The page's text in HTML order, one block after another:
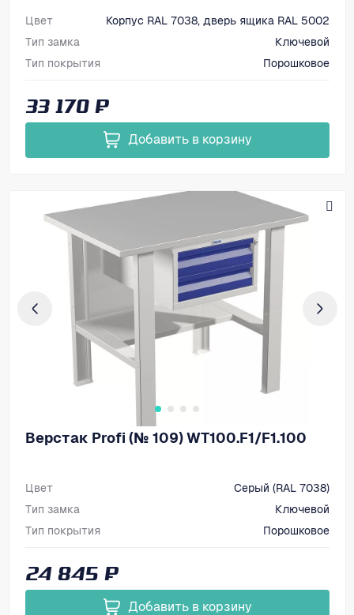
Цвет
Корпус RAL 7038, дверь ящика RAL 5002
Тип замка
Ключевой
Тип покрытия
Порошковое
33 170 ₽
Добавить в корзину
Верстак Profi (№ 109) WT100.F1/F1.100
Цвет
Серый (RAL 7038)
Тип замка
Ключевой
Тип покрытия
Порошковое
24 845 ₽
Добавить в корзину